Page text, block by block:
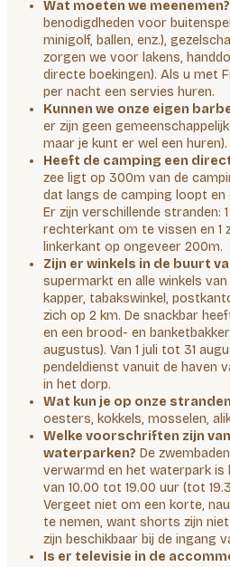
Wat moeten we meenemen?
benodigdheden voor
minigolf, ballen, enz.),
zorgen we voor lakens,
directe boekingen). Als u met
per nacht een servies huren.
Kunnen we onze eigen
er zijn geen
maar je kunt er wel een huren).
Heeft de camping een
zee ligt op 300m van de
dat langs de camping loopt en
Er zijn verschillende stranden:
rechterkant om te vissen en 1
linkerkant op ongeveer 200m.
Zijn er winkels in de buurt
supermarkt en alle winkels
kapper, tabakswinkel,
zich op 2 km. De snackbar
en een brood- en
augustus). Van 1 juli tot 31
pendeldienst vanuit de haven
in het dorp.
Wat kun je op onze
oesters, kokkels, mosselen,
Welke voorschriften zijn
waterparken? De
verwarmd en het waterpark is
van 10.00 tot 19.00 uur (tot
Vergeet niet om een korte,
te nemen, want shorts zijn
zijn beschikbaar bij de ingang
Is er televisie in de